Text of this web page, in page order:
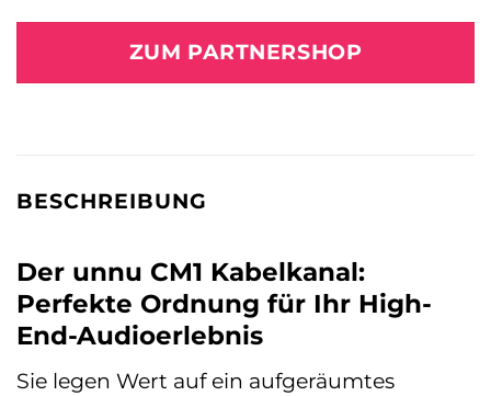
ZUM PARTNERSHOP
BESCHREIBUNG
Der unnu CM1 Kabelkanal:
Perfekte Ordnung für Ihr High-
End-Audioerlebnis
Sie legen Wert auf ein aufgeräumtes